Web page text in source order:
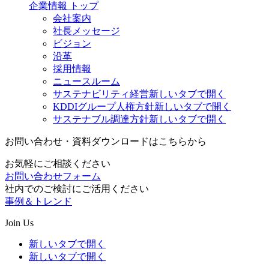
企業情報
トップ
会社案内
社長メッセージ
ビジョン
沿革
採用情報
ニュースルーム
サステナビリティ経営新しいタブで開く
KDDIグループ人権方針新しいタブで開く
サステナブル調達方針新しいタブで開く
お問い合わせ・資料ダウンロードはこちらから
お気軽にご相談ください
お問い合わせフォーム
社内でのご検討にご活用ください
事例＆トレンド
Join Us
新しいタブで開く
新しいタブで開く